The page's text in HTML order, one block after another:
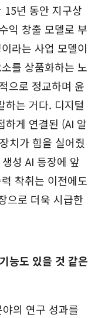
15년 동안 지구상
익 창출 모델로 부
라는 사업 모델이
를 상품화하는 노
으로 정교하며 윤
하는 거다. 디지털
하게 연결된 (AI 알
치가 힘을 실어줬
성 AI 등장에 앞
착취는 이전에도
으로 더욱 시급한
능도 있을 것 같은
의 연구 성과를